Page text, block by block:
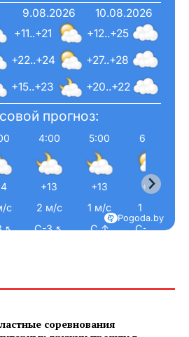
9.08.2026
+11..+21
+22..+24
+15..+23
10.08.2026
+12..+25
+27..+28
+20..+22
прогноз:
с
↖
4:00
+13
2 м/с
С-З ↖
5:00
+13
1 м/с
С ↑
6:00
+13
1 м/с
С-В ↗
Pogoda.by
соревнования